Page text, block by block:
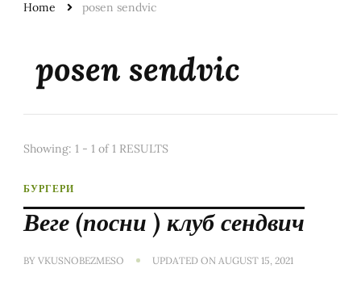
Home posen sendvic
posen sendvic
Showing: 1 - 1 of 1 RESULTS
БУРГЕРИ
Веге (посни ) клуб сендвич
BY VKUSNOBEZMESO UPDATED ON AUGUST 15, 2021